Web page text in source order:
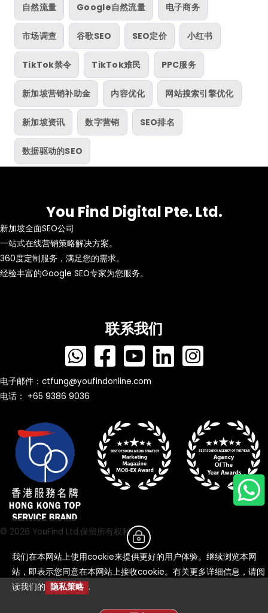
自然流量 Google自然流量 电子商务
市场调查 谷歌SEO SEO定价 小红书
TikTok禁令 TikTok难民 PPC服务
新加坡营销补助金 内容优化 网站搜索引擎优化
新加坡资讯 数字营销 SEO排名
数据驱动的SEO
You Find Digital Pte. Ltd.
新加坡全面SEO公司
一站式在线营销策略解决方案。
360度定制服务，满足您的需求。
经验丰富的Google SEO专家为您服务。
联系我们
电子邮件： ctfung@youfindonline.com
电话： +65 9386 9036
© 2026 YouFind Ltd.保留所有权利
我们在本网站上使用cookie来提供更好的用户体验。继续浏览本网
站，即表示您同意在本网站上接收cookie。有关更多详细信息，请阅
读我们的 隐私策略 .